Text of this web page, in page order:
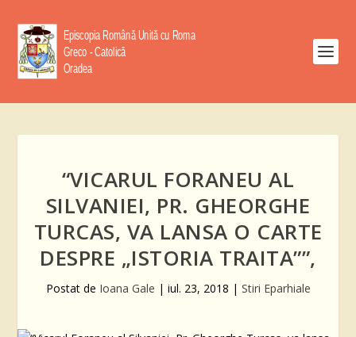
“VICARUL FORANEU AL
SILVANIEI, PR. GHEORGHE
TURCAS, VA LANSA O CARTE
DESPRE „ISTORIA TRAITA””,
Postat de Ioana Gale | iul. 23, 2018 | Stiri Eparhiale